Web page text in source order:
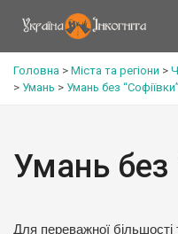
Головна > Міста та регіони >
> Умань > Умань без “Софіївки”
Умань без
Для переважної більшості